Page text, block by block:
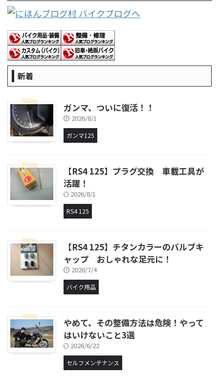
新着
ガンマ、ついに復活！！
2026/8/1
ガンマ125
【RS4 125】プラグ交換 車載工具が
活躍！
2026/8/1
RS4 125
【RS4 125】チタンカラーのバルブキ
ャップ おしゃれな足元に！
2026/7/4
バイク用品
やめて、その整備方法は危険！やって
はいけないこと3選
2026/6/22
セルフメンテナンス